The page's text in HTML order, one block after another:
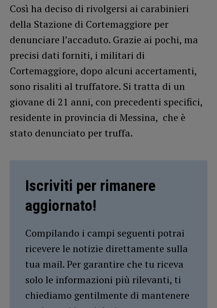
Così ha deciso di rivolgersi ai carabinieri
della Stazione di Cortemaggiore per
denunciare l’accaduto. Grazie ai pochi, ma
precisi dati forniti, i militari di
Cortemaggiore, dopo alcuni accertamenti,
sono risaliti al truffatore. Si tratta di un
giovane di 21 anni, con precedenti specifici,
residente in provincia di Messina, che è
stato denunciato per truffa.
Iscriviti per rimanere
aggiornato!
Compilando i campi seguenti potrai
ricevere le notizie direttamente sulla
tua mail. Per garantire che tu riceva
solo le informazioni più rilevanti, ti
chiediamo gentilmente di mantenere